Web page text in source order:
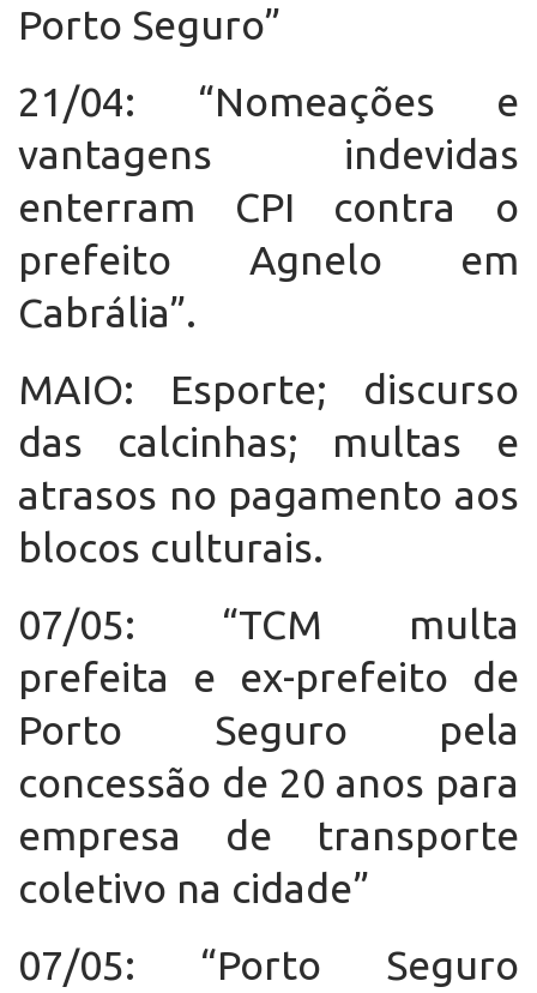
Porto Seguro”
21/04: “Nomeações e
vantagens indevidas
enterram CPI contra o
prefeito Agnelo em
Cabrália”.
MAIO: Esporte; discurso
das calcinhas; multas e
atrasos no pagamento aos
blocos culturais.
07/05: “TCM multa
prefeita e ex-prefeito de
Porto Seguro pela
concessão de 20 anos para
empresa de transporte
coletivo na cidade”
07/05: “Porto Seguro